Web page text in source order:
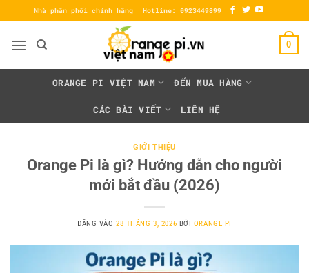
qua
nội
Nhà phân phối chính hãng Hotline: 0923449899
0
ORANGE PI VIỆT NAM ĐẾN MUA HÀNG
CÁC BÀI VIẾT LIÊN HỆ
GIỚI THIỆU
Orange Pi là gì? Hướng dẫn cho người
mới bắt đầu (2026)
ĐĂNG VÀO28 THÁNG 3, 2026 BỞI ORANGE PI